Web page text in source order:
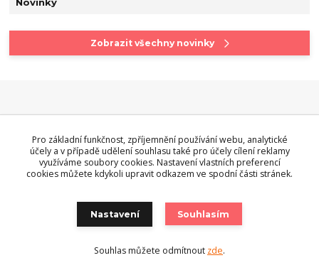
Zobrazit všechny novinky
OBCHODNÍ PODMÍNKY
Pro základní funkčnost, zpříjemnění používání webu, analytické
účely a v případě udělení souhlasu také pro účely cílení reklamy
využíváme soubory cookies. Nastavení vlastních preferencí
cookies můžete kdykoli upravit odkazem ve spodní části stránek.
Nastavení Souhlasím
Souhlas můžete odmítnout zde.